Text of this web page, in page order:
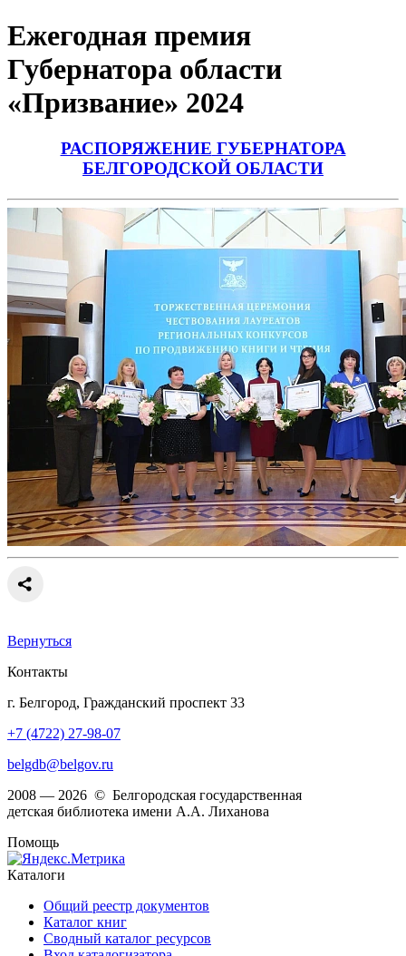
Ежегодная премия
Губернатора области
«Призвание» 2024
РАСПОРЯЖЕНИЕ ГУБЕРНАТОРА
БЕЛГОРОДСКОЙ ОБЛАСТИ
Вернуться
Контакты
г. Белгород, Гражданский проспект 33
+7 (4722) 27-98-07
belgdb@belgov.ru
2008 — 2026 © Белгородская государственная
детская библиотека имени А.А. Лиханова
Помощь
Каталоги
Общий реестр документов
Каталог книг
Сводный каталог ресурсов